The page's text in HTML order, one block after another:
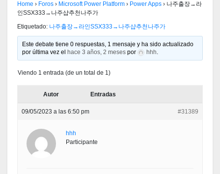
Home › Foros › Microsoft Power Platform › Power Apps › 나주출장→라
인SSX333→나주샵추천나주가
Etiquetado: 나주출장→라인SSX333→나주샵추천나주가
Este debate tiene 0 respuestas, 1 mensaje y ha sido actualizado
por última vez el
hace 3 años, 2 meses por hhh.
Viendo 1 entrada (de un total de 1)
Autor Entradas
09/05/2023 a las 6:50 pm #31389
hhh
Participante